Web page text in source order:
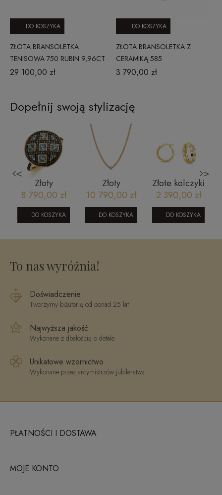
ZŁOTA BRANSOLETKA
TENISOWA 750 RUBIN 9,96CT
29 100,00 zł
DO KOSZYKA
ZŁOTA BRANSOLETKA Z
CERAMIKĄ 585
3 790,00 zł
DO KOSZYKA
Dopełnij swoją stylizację
<
Złoty
pierścionek z
brylantami i
london blue
topaz
MR3630LBTY
8 790,00 zł
DO KOSZYKA
Złoty
naszyjnik z
diamentami
Bizzotto AU-
750 NE07-
N0YW-D
10 790,00 zł
DO KOSZYKA
Złote kolczyki
2cm
1302202425
2 390,00 zł
DO KOSZYKA
>
To nas wyróżnia!
Doświadczenie
Tworzymy biżuterię od ponad 25 lat
Najwyższa jakość
Wykonane z dbałością o detale
Unikatowe wzornictwo
Wykonane przez arcymistrzów jubilerstwa
PŁATNOŚCI I DOSTAWA
MOJE KONTO